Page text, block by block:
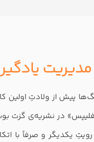
در نشریه‌ی گزت
یکدیگر و صرفاً با